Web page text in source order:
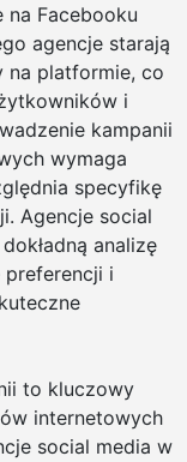
Facebooku
agencje starają
na platformie, co
i
kampanii
wymaga
specyfikę
Agencje social
analizę
i
to kluczowy
internetowych
social media w